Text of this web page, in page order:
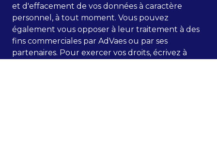
et d'effacement de vos données à caractère
personnel, à tout moment. Vous pouvez
également vous opposer à leur traitement à des
fins commerciales par AdVaes ou par ses
partenaires. Pour exercer vos droits, écrivez à